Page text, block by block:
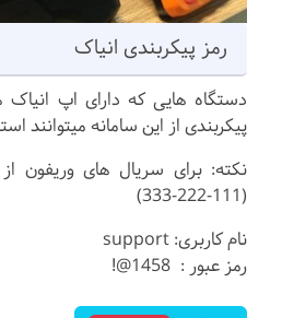
رمز پیکربندی انیاک
دستگاه هایی که دارای اپ
پیکربندی از این سامانه میتوانند
نکته: برای سریال های وریفون
(111-222-333)
نام کاربری: support
رمز عبور : 1458@!